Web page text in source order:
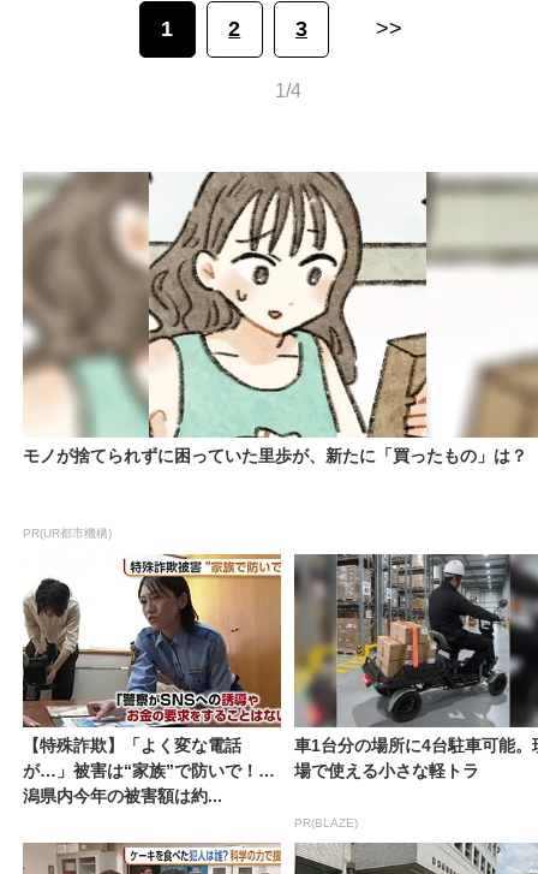
1 2 3 >>
1/4
モノが捨てられずに困っていた里歩が、新たに「買ったもの」は？
PR(UR都市機構)
【特殊詐欺】「よく変な電話
が…」被害は“家族”で防いで！新
潟県内今年の被害額は約...
車1台分の場所に4台駐車可能。
場で使える小さな軽トラ
PR(BLAZE)